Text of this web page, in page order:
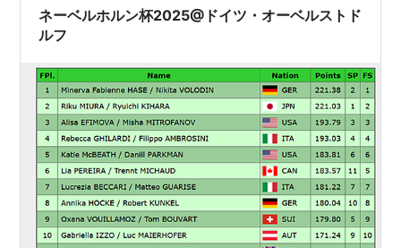
らの熱いメッセージもそれぞれ投…
ネーベルホルン杯2025@ドイツ・オーベルストド
ルフ